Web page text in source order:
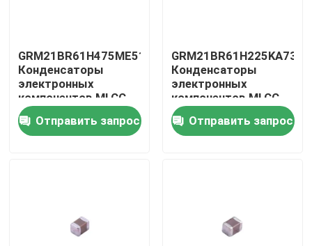
GRM21BR61H475ME51L
Конденсаторы
электронных
компонентов MLCC
многослойные
керамические
конденсаторы
Отправить запрос
GRM21BR61H225KA73L
Конденсаторы
электронных
компонентов MLCC
многослойные
керамические
конденсаторы
Отправить запрос